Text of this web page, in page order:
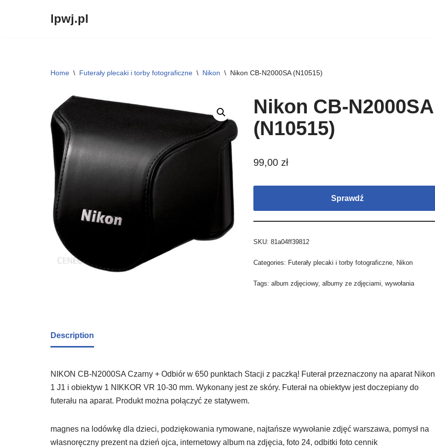
lpwj.pl
Home \ Futerały plecaki i torby fotograficzne \ Nikon \ Nikon CB-N2000SA (N10515)
Nikon CB-N2000SA
(N10515)
99,00 zł
Sprawdź
SKU:81a04ff39812
Categories: Futerały plecaki i torby fotograficzne, Nikon
Tags:album zdjęciowy,albumy ze zdjęciami,wywołania
Description
NIKON CB-N2000SA Czarny + Odbiór w 650 punktach Stacji z paczką! Futerał przeznaczony na aparat Nikon
1 J1 i obiektyw 1 NIKKOR VR 10-30 mm. Wykonany jest ze skóry. Futerał na obiektyw jest doczepiany do
futerału na aparat. Produkt można połączyć ze statywem.
magnes na lodówkę dla dzieci, podziękowania rymowane, najtańsze wywołanie zdjęć warszawa, pomysł na
własnoręczny prezent na dzień ojca, internetowy album na zdjęcia, foto 24, odbitki foto cennik